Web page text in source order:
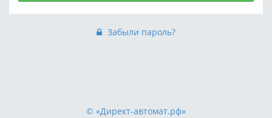
Забыли пароль?
© «Директ-автомат.рф»